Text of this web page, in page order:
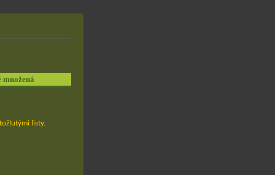
množená
listy.